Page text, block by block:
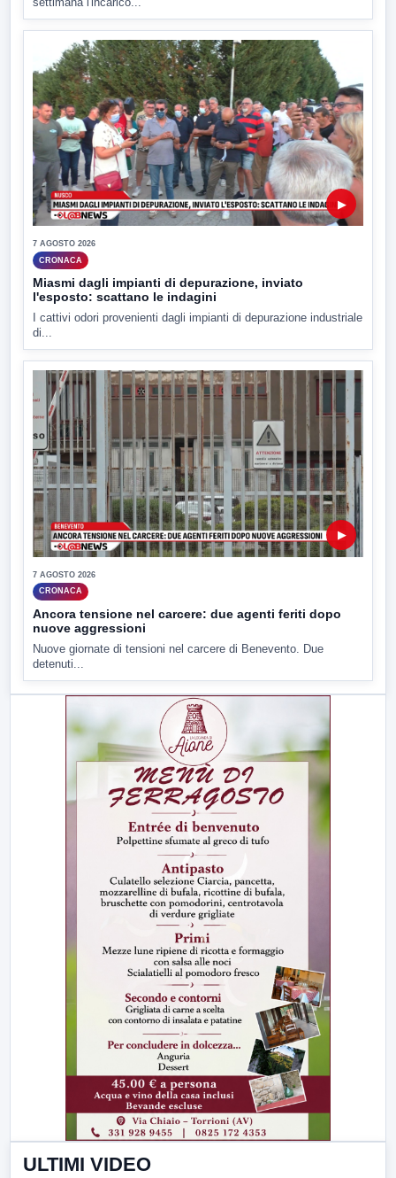
▶
7 AGOSTO 2026
CRONACA
Miasmi dagli impianti di depurazione, inviato
l'esposto: scattano le indagini
I cattivi odori provenienti dagli impianti di depurazione industriale
di...
▶
7 AGOSTO 2026
CRONACA
Ancora tensione nel carcere: due agenti feriti dopo
nuove aggressioni
Nuove giornate di tensioni nel carcere di Benevento. Due
detenuti...
ULTIMI VIDEO